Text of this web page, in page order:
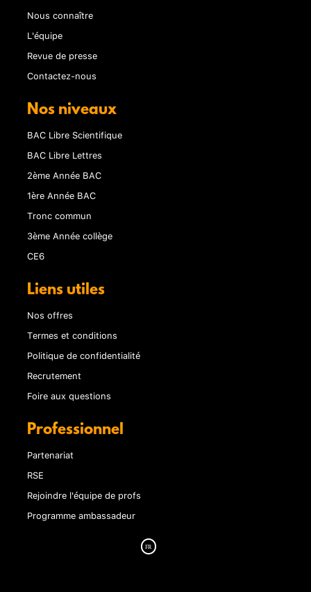
Nous connaître
L'équipe
Revue de presse
Contactez-nous
Nos niveaux
BAC Libre Scientifique
BAC Libre Lettres
2ème Année BAC
1ère Année BAC
Tronc commun
3ème Année collège
CE6
Liens utiles
Nos offres
Termes et conditions
Politique de confidentialité
Recrutement
Foire aux questions
Professionnel
Partenariat
RSE
Rejoindre l'équipe de profs
Programme ambassadeur